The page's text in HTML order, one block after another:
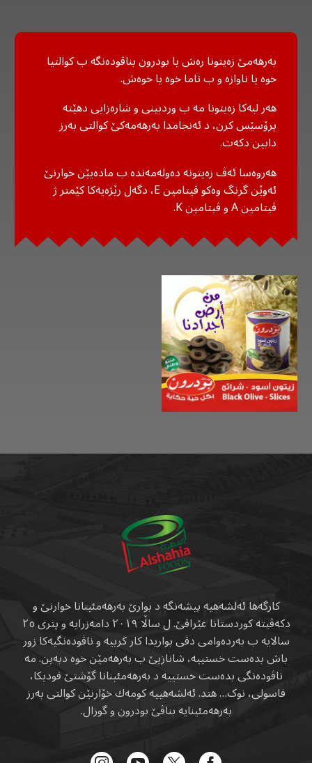
بەرهەمێ زەیتونا رەش یا بودرون بناڤودەنگە ب کوالتیا
خوە یا ناوازە و ب تاما خوە یا خوەش.
هەر لبەکا زەیتونا مە ب وردبینی و شارەزایی دهێتە
پرۆسێس کرن، د ئەنجامدا بەرهەمەکێ کوالتی بەرز
دابین دکەت.
هەروەسا ئەڤ زەیتونە دەولەمەندە ب مادەیێن خوارنێ
ئەوێن گرنگ وەکو ڤیتامین E، دگەل رێژەیەکا کێمتر ژ
ڤیتامین A و ڤیتامین K.
کارگەها ئەلشەهیە پیشەنگە د بوارێ بەرهەمئینانا خوارنێ و
دکەڤیتە کوردستانا عێراقێ. ل ساڵا ٢٠١٩ دامەزرایە و پتری ٢٥
سالایە ب بەردەوامی دڤی بواریدا کار کرییە و ناڤودەنگیەکا زور
باش بدەست خستییە، شانازیێ ب بەرهەمێن خوە دبەین. مە
ناڤودەنگی بدەست خستییە د بەرهەمئینانا گۆشتێ قودیکا،
فاسولی، نوک… هتد. ئەلشەهییە کومەك خۆارنێن کوالتی بەرز
بەرهەمئینایە بناڤێ بودرون و گوزال.